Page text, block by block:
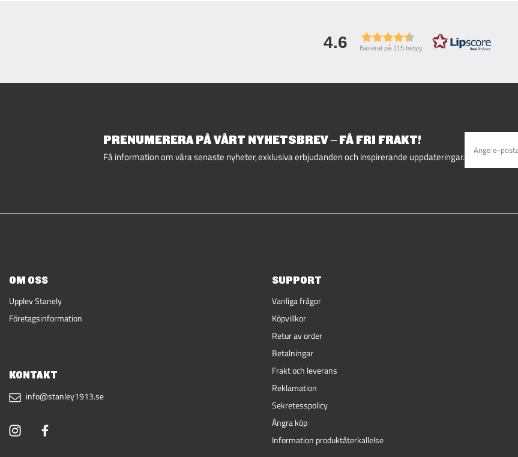
4.6 Baserat på 115 betyg
PRENUMERERA PÅ VÅRT NYHETSBREV – FÅ FRI FRAKT!
Få information om våra senaste nyheter, exklusiva erbjudanden och inspirerande uppdateringar.
OM OSS
Upplev Stanely
Företagsinformation
KONTAKT
info@stanley1913.se
SUPPORT
Vanliga frågor
Köpvillkor
Retur av order
Betalningar
Frakt och leverans
Reklamation
Sekretesspolicy
Ångra köp
Information produktåterkallelse